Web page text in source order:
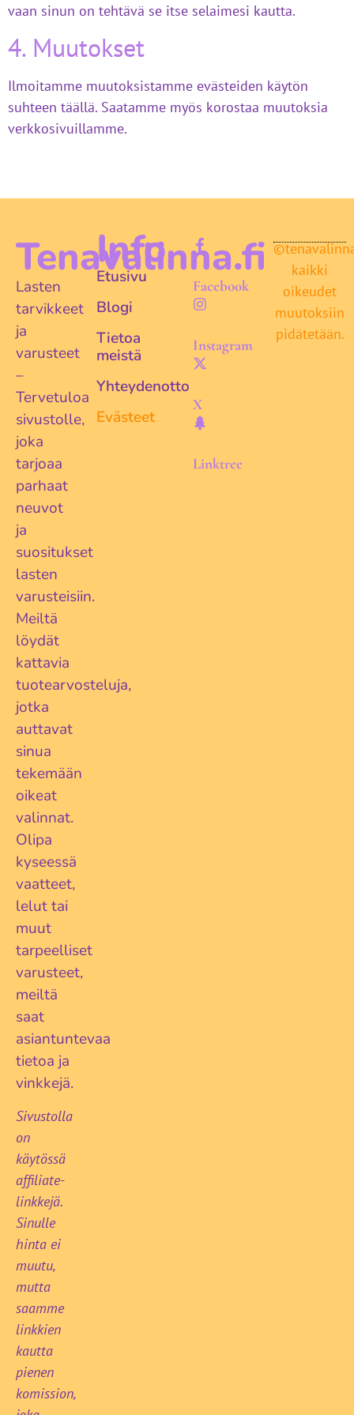
vaan sinun on tehtävä se itse selaimesi kautta.
4. Muutokset
Ilmoitamme muutoksistamme evästeiden käytön
suhteen täällä. Saatamme myös korostaa muutoksia
verkkosivuillamme.
Tenavalinna.fi
Lasten
tarvikkeet
ja
varusteet
–
Tervetuloa
sivustolle,
joka
tarjoaa
parhaat
neuvot
ja
suositukset
lasten
varusteisiin.
Meiltä
löydät
kattavia
tuotearvosteluja,
jotka
auttavat
sinua
tekemään
oikeat
valinnat.
Olipa
kyseessä
vaatteet,
lelut tai
muut
tarpeelliset
varusteet,
meiltä
saat
asiantuntevaa
tietoa ja
vinkkejä.
Sivustolla
on
käytössä
affiliate-
linkkejä.
Sinulle
hinta ei
muutu,
mutta
saamme
linkkien
kautta
pienen
komission,
Info
Etusivu
Blogi
Tietoa
meistä
Yhteydenotto
Evästeet
Facebook
Instagram
X
Linktree
kaikki
oikeudet
muutoksiin
pidätetään.